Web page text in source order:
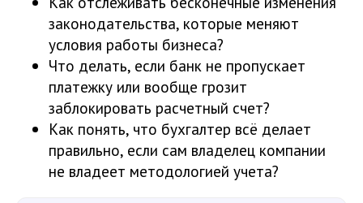
законодательства, которые меняют
условия работы бизнеса?
Что делать, если банк не пропускает
платежку или вообще грозит
заблокировать расчетный счет?
Как понять, что бухгалтер всё делает
правильно, если сам владелец компании
не владеет методологией учета?